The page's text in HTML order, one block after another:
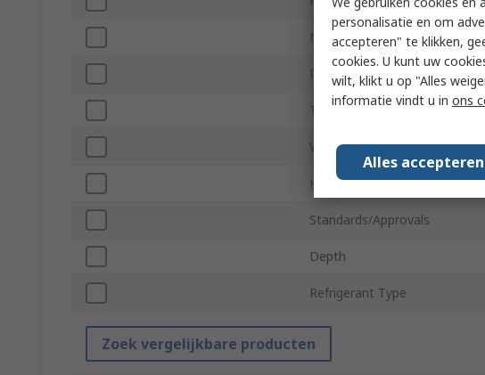
Number of Cooling Elements
Radiator Material
Tube Connector Material
Width
Height
Standards/Approvals
Depth
Refrigerant Type
Zoek vergelijkbare producten
personalisatie en om
accepteren" te klikken,
cookies. U kunt uw
wilt, klikt u op "Alles
informatie vindt u in ons
Alles accepteren